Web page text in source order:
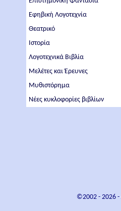
Εφηβική Λογοτεχνία
Θεατρικό
Ιστορία
Λογοτεχνικά Βιβλία
Μελέτες και Έρευνες
Μυθιστόρημα
Νέες κυκλοφορίες βιβλίων
©2002 - 2026-